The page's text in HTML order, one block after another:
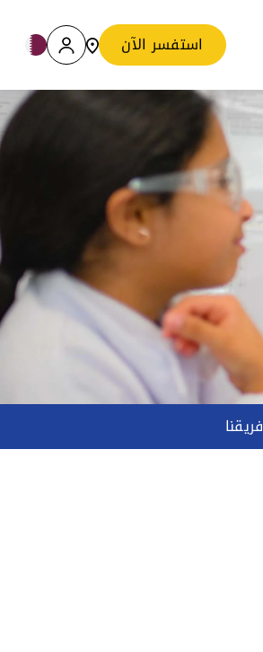
استفسر الآن
فريقنا